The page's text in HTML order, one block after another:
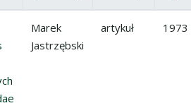
olivaris) niektórych Microtidae
Marek
Jastrzębski
artykuł 1973